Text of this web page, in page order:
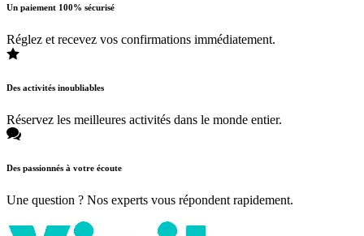
Un paiement 100% sécurisé
Réglez et recevez vos confirmations immédiatement.
Des activités inoubliables
Réservez les meilleures activités dans le monde entier.
Des passionnés à votre écoute
Une question ? Nos experts vous répondent rapidement.